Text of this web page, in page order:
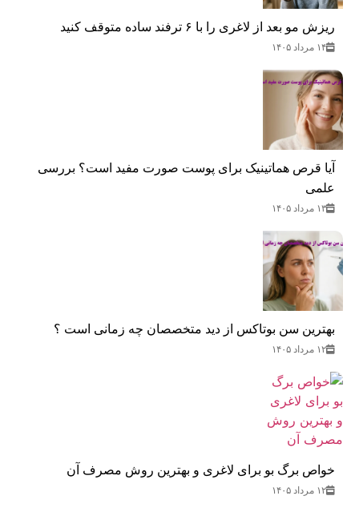
ریزش مو بعد از لاغری را با ۶ ترفند ساده متوقف کنید
۱۴ مرداد ۱۴۰۵
آیا قرص هماتینیک برای پوست صورت مفید است؟ بررسی
علمی
۱۳ مرداد ۱۴۰۵
بهترین سن بوتاکس از دید متخصصان چه زمانی است ؟
۱۲ مرداد ۱۴۰۵
خواص برگ بو برای لاغری و بهترین روش مصرف آن
۱۲ مرداد ۱۴۰۵